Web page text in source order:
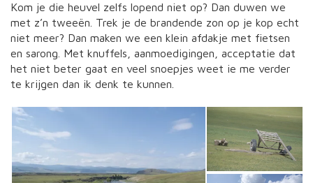
Kom je die heuvel zelfs lopend niet op? Dan duwen we
met z’n tweeën. Trek je de brandende zon op je kop echt
niet meer? Dan maken we een klein afdakje met fietsen
en sarong. Met knuffels, aanmoedigingen, acceptatie dat
het niet beter gaat en veel snoepjes weet ie me verder
te krijgen dan ik denk te kunnen.